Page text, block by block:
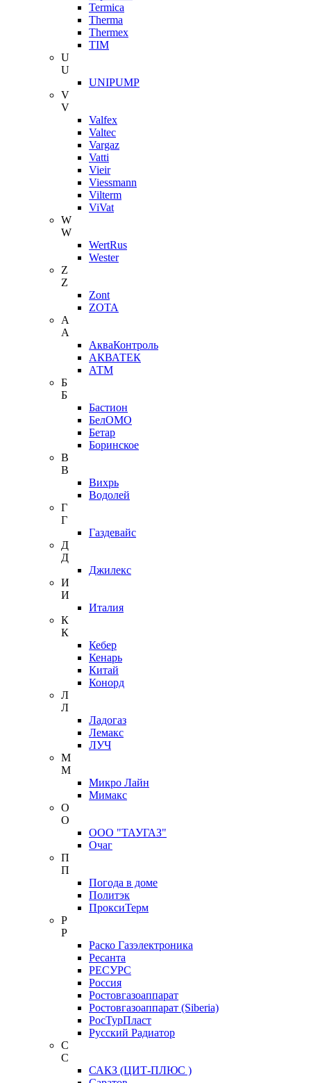
Termica
Therma
Thermex
TIM
U
U
UNIPUMP
V
V
Valfex
Valtec
Vargaz
Vatti
Vieir
Viessmann
Vilterm
ViVat
W
W
WertRus
Wester
Z
Z
Zont
ZOTA
А
А
АкваКонтроль
АКВАТЕК
АТМ
Б
Б
Бастион
БелОМО
Бетар
Боринское
В
В
Вихрь
Водолей
Г
Г
Газдевайс
Д
Д
Джилекс
И
И
Италия
К
К
Кебер
Кенарь
Китай
Конорд
Л
Л
Ладогаз
Лемакс
ЛУЧ
М
М
Микро Лайн
Мимакс
О
О
ООО "ТАУГАЗ"
Очаг
П
П
Погода в доме
Политэк
ПроксиТерм
Р
Р
Раско Газэлектроника
Ресанта
РЕСУРС
Россия
Ростовгазоаппарат
Ростовгазоаппарат (Siberia)
РосТурПласт
Русский Радиатор
С
С
САКЗ (ЦИТ-ПЛЮС )